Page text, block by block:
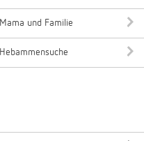
Mama und Familie
Hebammensuche